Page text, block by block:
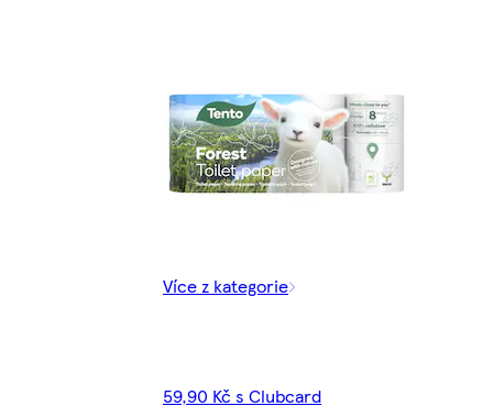
Více z kategorie
59,90 Kč s Clubcard